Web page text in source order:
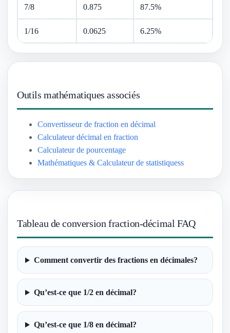
7/8 0.875 87.5%
1/16 0.0625 6.25%
Outils mathématiques associés
Convertisseur de fraction en décimal
Calculateur décimal en fraction
Calculateur de pourcentage
Mathématiques & Calculateur de statistiquess
Tableau de conversion fraction-décimal FAQ
Comment convertir des fractions en décimales?
Qu’est-ce que 1/2 en décimal?
Qu’est-ce que 1/8 en décimal?